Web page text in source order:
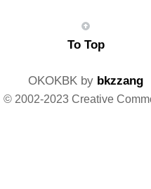
To Top
OKOKBK by bkzzang
© 2002-2023 Creative